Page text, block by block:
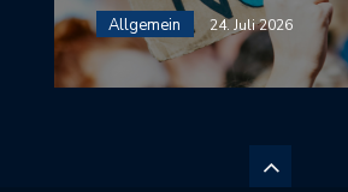
Allgemein 24. Juli 2026